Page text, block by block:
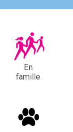
En
famille